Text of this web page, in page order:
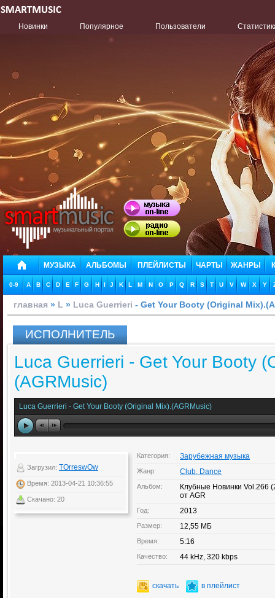
Новинки Популярное Пользователи
МУЗЫКА АЛЬБОМЫ ПЛЕЙЛИСТЫ ЧАРТЫ ЖАНРЫ
0-9 A B C D E F G H I J K L M N O P Q R S T U V W X Y
главная » L » Luca Guerrieri - Get Your Booty (Original
ИСПОЛНИТЕЛЬ
Luca Guerrieri - Get Your Booty
(AGRMusic)
Luca Guerrieri - Get Your Booty (Original Mix).(AGRMusic)
Загрузил: TOrreswOw
Время: 2013-04-21 10:36:55
Скачано: 20
Категория: Зарубежная музыка
Жанр: Club, Dance
Альбом:
Клубные Новинки Vol.266
от AGR
Год: 2013
Размер: 12,55 МБ
Время: 5:16
Качество: 44 kHz, 320 kbps
скачать в плейлист